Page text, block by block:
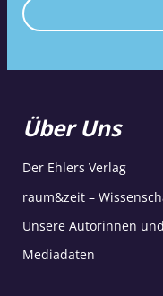
Über Uns
Der Ehlers Verlag
raum&zeit –
Unsere Autorinnen
Mediadaten